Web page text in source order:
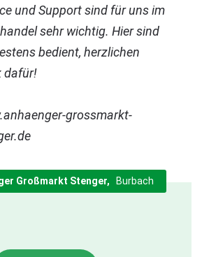
und Support sind für uns im
sehr wichtig. Hier sind
bedient, herzlichen
dafür!
grossmarkt-
Großmarkt Stenger Burbach